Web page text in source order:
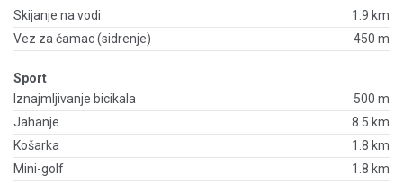
Skijanje na vodi
1.9 km
Vez za čamac (sidrenje)
450 m
Sport
Iznajmljivanje bicikala
500 m
Jahanje
8.5 km
Košarka
1.8 km
Mini-golf
1.8 km